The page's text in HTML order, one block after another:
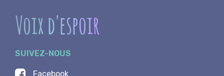
Voix d'espoir
SUIVEZ-NOUS
Facebook